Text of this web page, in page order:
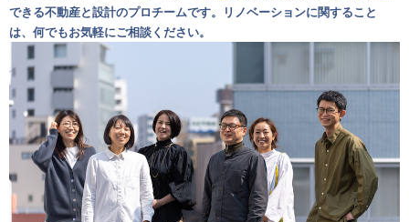
できる不動産と設計のプロチームです。リノベーションに関すること
は、何でもお気軽にご相談ください。